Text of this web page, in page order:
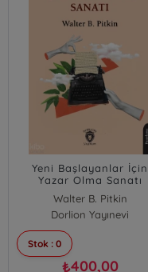
Yeni Başlayanlar İçin
Yazar Olma Sanatı
Walter B. Pitkin
Dorlion Yayınevi
Stok : 0
₺400,00